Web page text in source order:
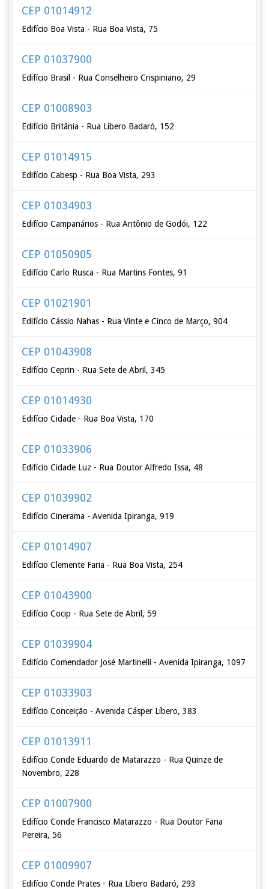
CEP 01014912
Edifício Boa Vista - Rua Boa Vista, 75
CEP 01037900
Edifício Brasil - Rua Conselheiro Crispiniano, 29
CEP 01008903
Edifício Britânia - Rua Líbero Badaró, 152
CEP 01014915
Edifício Cabesp - Rua Boa Vista, 293
CEP 01034903
Edifício Campanários - Rua Antônio de Godói, 122
CEP 01050905
Edifício Carlo Rusca - Rua Martins Fontes, 91
CEP 01021901
Edifício Cássio Nahas - Rua Vinte e Cinco de Março, 904
CEP 01043908
Edifício Ceprin - Rua Sete de Abril, 345
CEP 01014930
Edifício Cidade - Rua Boa Vista, 170
CEP 01033906
Edifício Cidade Luz - Rua Doutor Alfredo Issa, 48
CEP 01039902
Edifício Cinerama - Avenida Ipiranga, 919
CEP 01014907
Edifício Clemente Faria - Rua Boa Vista, 254
CEP 01043900
Edifício Cocip - Rua Sete de Abril, 59
CEP 01039904
Edifício Comendador José Martinelli - Avenida Ipiranga, 1097
CEP 01033903
Edifício Conceição - Avenida Cásper Líbero, 383
CEP 01013911
Edifício Conde Eduardo de Matarazzo - Rua Quinze de
Novembro, 228
CEP 01007900
Edifício Conde Francisco Matarazzo - Rua Doutor Faria
Pereira, 56
CEP 01009907
Edifício Conde Prates - Rua Líbero Badaró, 293